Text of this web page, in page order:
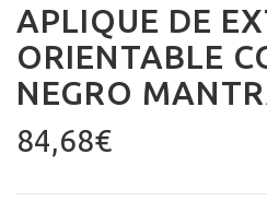
APLIQUE DE
ORIENTABLE
NEGRO
84,68€